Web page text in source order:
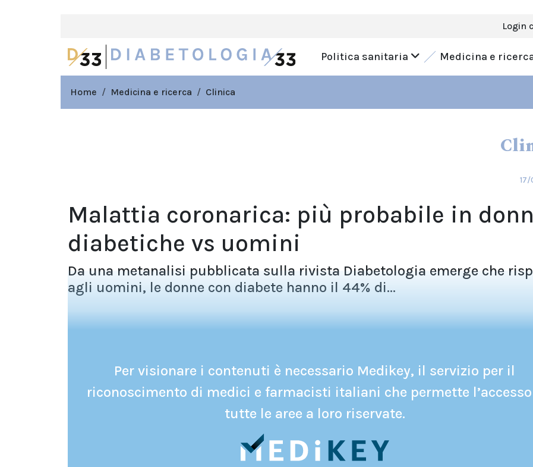
Login
Politica sanitaria Medicina e
Home Medicina e ricerca Clinica
Malattia coronarica: più probabile in
diabetiche vs uomini
Da una metanalisi pubblicata sulla rivista Diabetologia emerge che
agli uomini, le donne con diabete hanno il 44% di...
Per visionare i contenuti è necessario Medikey, il servizio per il
riconoscimento di medici e farmacisti italiani che permette
tutte le aree a loro riservate.